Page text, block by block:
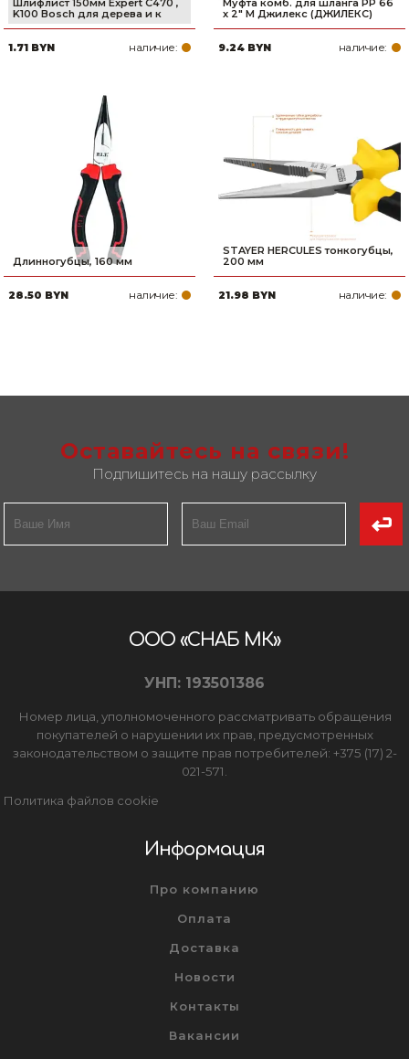
Шлифлист 150мм Expert C470 ,
K100 Bosch для дерева и к
1.71 BYN наличие:
Муфта комб. для шланга РP 66
х 2" М Джилекс (ДЖИЛЕКС)
9.24 BYN наличие:
Длинногубцы, 160 мм
28.50 BYN наличие:
STAYER HERCULES тонкогубцы,
200 мм
21.98 BYN наличие:
Оставайтесь на связи!
Подпишитесь на нашу рассылку
ООО «СНАБ МК»
УНП: 193501386
Номер лица, уполномоченного рассматривать обращения
покупателей о нарушении их прав, предусмотренных
законодательством о защите прав потребителей: +375 (17) 2-
021-571.
Политика файлов cookie
Информация
Про компанию
Оплата
Доставка
Новости
Контакты
Вакансии